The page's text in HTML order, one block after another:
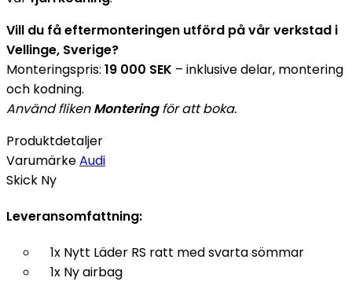
Vill du få eftermonteringen utförd på vår verkstad i
Vellinge, Sverige?
Monteringspris: 19 000 SEK – inklusive delar, montering
och kodning.
Använd flikenMonteringför att boka.
Produktdetaljer
VarumärkeAudi
Skick Ny
Leveransomfattning:
1x Nytt Läder RS ratt med svarta sömmar
1x Ny airbag